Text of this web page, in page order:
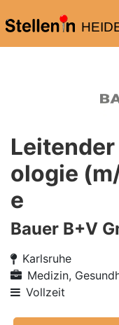
ologie
e
Bauer B+V
Karlsruhe
Medizin,
Vollzeit